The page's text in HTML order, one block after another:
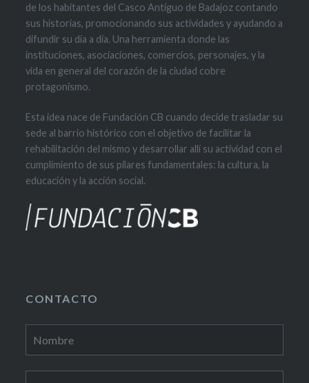
de los habitantes del Casco Antiguo de Badajoz contando
sus historias, promocionando sus actividades y ayudando a
difundir su día a día. Una herramienta donde las
instituciones, asociaciones, comercios, personajes, y la
vida en general del corazón de la ciudad cobre
protagonismo.
Esta idea nace de Fundación CB cuando decide trasladar su
sede al barrio histórico con el objetivo de facilitar la
rehabilitación del mismo y desarrollar allí su actividad con el
cumplimiento de sus pilares fundamentales: la cultura, la
educación y la acción social.
CONTACTO